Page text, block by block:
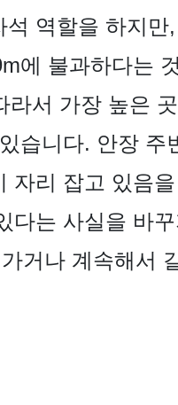
역할을 하지
에 불과하다는
라서 가장 높은
습니다. 안장
자리 잡고 있음
다는 사실을 바
거나 계속해서